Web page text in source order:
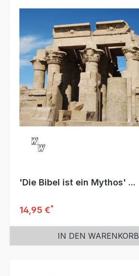
'Die Bibel ist ein Mythos' ...
Regulärer Preis:
14,95 €*
IN DEN WARENKORB